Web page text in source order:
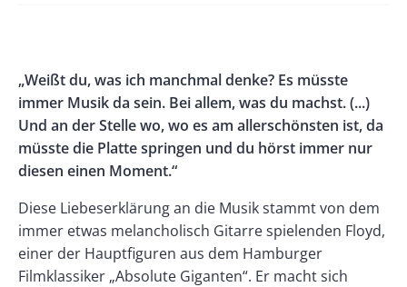
Left
Rectangle
Right
Body
„Weißt du, was ich manchmal denke? Es müsste
immer Musik da sein. Bei allem, was du machst. (...)
Und an der Stelle wo, wo es am allerschönsten ist, da
müsste die Platte springen und du hörst immer nur
diesen einen Moment.“
Diese Liebeserklärung an die Musik stammt von dem
immer etwas melancholisch Gitarre spielenden Floyd,
einer der Hauptfiguren aus dem Hamburger
Filmklassiker „Absolute Giganten“. Er macht sich